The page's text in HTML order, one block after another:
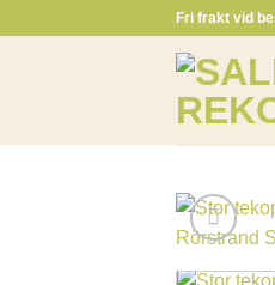
Fri frakt vid